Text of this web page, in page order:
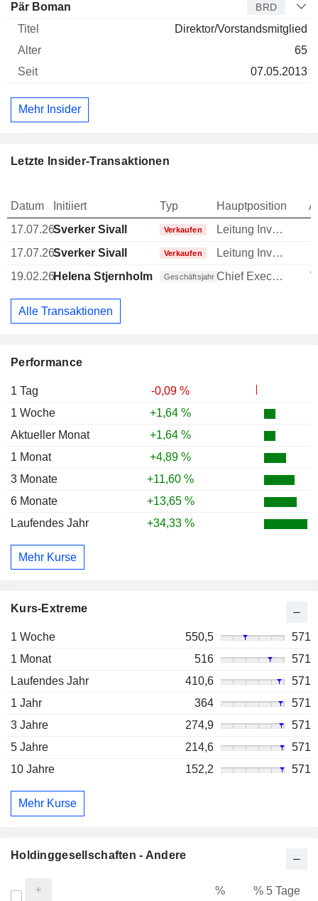
Performance
1 Tag
-0,09 %
1 Woche
+1,64 %
Aktueller Monat
+1,64 %
1 Monat
+4,89 %
3 Monate
+11,60 %
6 Monate
+13,65 %
Laufendes Jahr
+34,33 %
Mehr Kurse
Kurs-Extreme
1 Woche 550,5
571
1 Monat
516
571
Laufendes Jahr
410,6
571
1 Jahr
364
571
3 Jahre
274,9
571
5 Jahre
214,6
571
10 Jahre
152,2 571
Mehr Kurse
Pär Boman BRD
Direktor/Vorstandsmitglied
65
07.05.2013
Mehr Insider
Letzte Insider-Transaktionen
Datum Initiiert Typ Hauptposition
17.07.26Sverker Sivall Verkaufen Leitung Investor Relations
17.07.26Sverker Sivall Verkaufen Leitung Investor Relations
19.02.26Helena Stjernholm Geschäftsjahr Chief Executive Officer (CEO)
Alle Transaktionen
Holdinggesellschaften - Andere
% % 5 Tage